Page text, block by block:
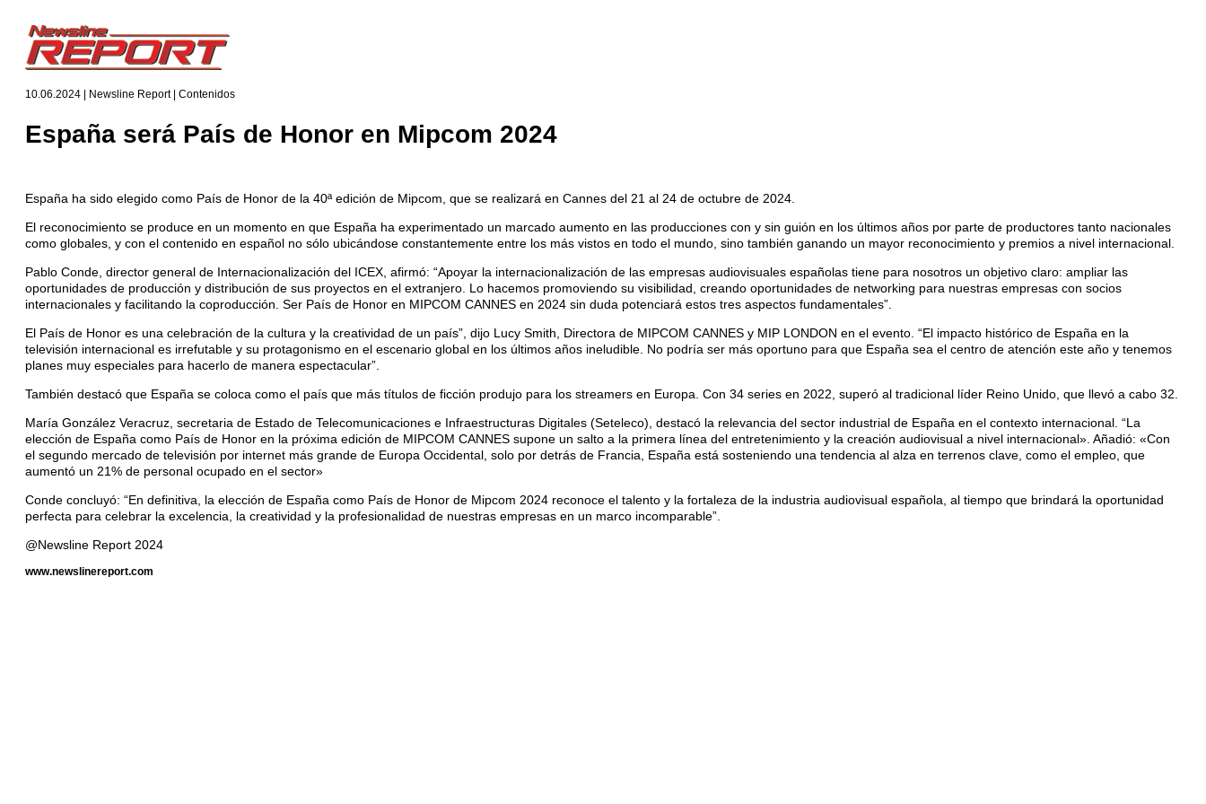
10.06.2024 | Newsline Report | Contenidos
España será País de Honor en Mipcom 2024
España ha sido elegido como País de Honor de la 40ª edición de Mipcom, que se realizará en Cannes del 21 al 24 de octubre de 2024.
El reconocimiento se produce en un momento en que España ha experimentado un marcado aumento en las producciones con y sin guión en los últimos años por parte de productores tanto nacionales
como globales, y con el contenido en español no sólo ubicándose constantemente entre los más vistos en todo el mundo, sino también ganando un mayor reconocimiento y premios a nivel internacional.
Pablo Conde, director general de Internacionalización del ICEX, afirmó: “Apoyar la internacionalización de las empresas audiovisuales españolas tiene para nosotros un objetivo claro: ampliar las
oportunidades de producción y distribución de sus proyectos en el extranjero. Lo hacemos promoviendo su visibilidad, creando oportunidades de networking para nuestras empresas con socios
internacionales y facilitando la coproducción. Ser País de Honor en MIPCOM CANNES en 2024 sin duda potenciará estos tres aspectos fundamentales”.
El País de Honor es una celebración de la cultura y la creatividad de un país”, dijo Lucy Smith, Directora de MIPCOM CANNES y MIP LONDON en el evento. “El impacto histórico de España en la
televisión internacional es irrefutable y su protagonismo en el escenario global en los últimos años ineludible. No podría ser más oportuno para que España sea el centro de atención este año y tenemos
planes muy especiales para hacerlo de manera espectacular”.
También destacó que España se coloca como el país que más títulos de ficción produjo para los streamers en Europa. Con 34 series en 2022, superó al tradicional líder Reino Unido, que llevó a cabo 32.
María González Veracruz, secretaria de Estado de Telecomunicaciones e Infraestructuras Digitales (Seteleco), destacó la relevancia del sector industrial de España en el contexto internacional. “La
elección de España como País de Honor en la próxima edición de MIPCOM CANNES supone un salto a la primera línea del entretenimiento y la creación audiovisual a nivel internacional». Añadió: «Con
el segundo mercado de televisión por internet más grande de Europa Occidental, solo por detrás de Francia, España está sosteniendo una tendencia al alza en terrenos clave, como el empleo, que
aumentó un 21% de personal ocupado en el sector»
Conde concluyó: “En definitiva, la elección de España como País de Honor de Mipcom 2024 reconoce el talento y la fortaleza de la industria audiovisual española, al tiempo que brindará la oportunidad
perfecta para celebrar la excelencia, la creatividad y la profesionalidad de nuestras empresas en un marco incomparable”.
@Newsline Report 2024
www.newslinereport.com